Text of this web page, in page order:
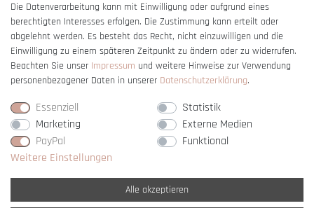
Vertrag widerrufen
Die Datenverarbeitung kann mit Einwilligung oder aufgrund eines
berechtigten Interesses erfolgen. Die Zustimmung kann erteilt oder
abgelehnt werden. Es besteht das Recht, nicht einzuwilligen und die
Einwilligung zu einem späteren Zeitpunkt zu ändern oder zu widerrufen.
Beachten Sie unser Impressum und weitere Hinweise zur Verwendung
personenbezogener Daten in unserer Daten­schutz­erklärung.
Essenziell
Statistik
Marketing
Externe Medien
PayPal
Funktional
Weitere Einstellungen
Alle akzeptieren